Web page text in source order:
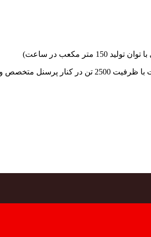
جهاد بتن با فضای کارگاهی و به کار گیری سه